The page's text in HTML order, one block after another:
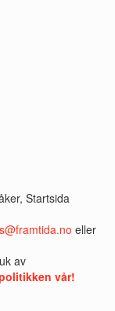
Startsida
eller
av
vår!